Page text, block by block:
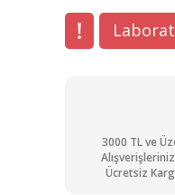
Bu ürüne
3000 TL ve
Ücretsiz